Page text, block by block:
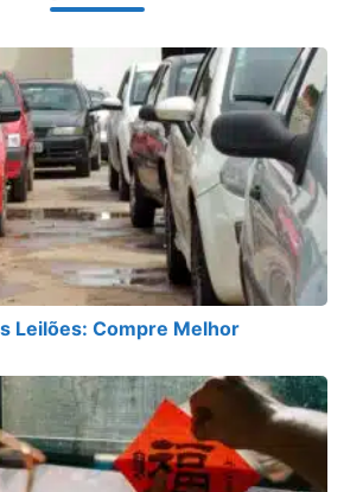
Leilões: Compre Melhor